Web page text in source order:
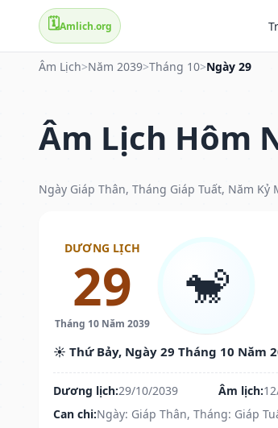
🗓️Amlich.org
Âm Lịch>Năm 2039>Tháng 10>Ngày 29
Âm Lịch Hôm
Ngày Giáp Thân, Tháng Giáp Tuất, Năm Kỷ
DƯƠNG LỊCH
29
Tháng 10 Năm 2039
🐒
☀️ Thứ Bảy, Ngày 29 Tháng 10 Năm
Dương lịch:29/10/2039 Âm lịch:
Can chi:Ngày: Giáp Thân, Tháng: Giáp